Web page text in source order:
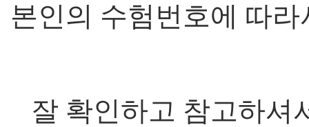
본인의 수험번호에 따
잘 확인하고 참고하셔